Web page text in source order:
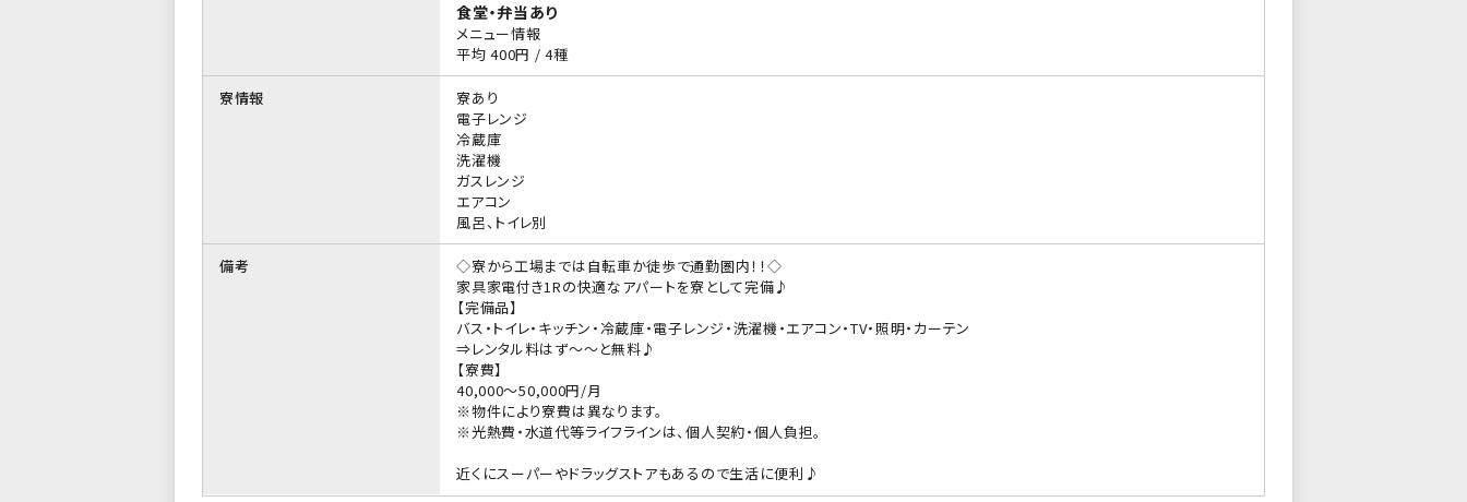
食堂・弁当あり
メニュー情報
平均 400円 / 4種
寮情報
寮あり
電子レンジ
冷蔵庫
洗濯機
ガスレンジ
エアコン
風呂、トイレ別
備考
◇寮から工場までは自転車か徒歩で通勤圏内！！◇
家具家電付き1Rの快適なアパートを寮として完備♪
【完備品】
バス・トイレ・キッチン・冷蔵庫・電子レンジ・洗濯機・エアコン・TV・照明・カーテン
⇒レンタル料はず～～と無料♪
【寮費】
40,000～50,000円/月
※物件により寮費は異なります。
※光熱費・水道代等ライフラインは、個人契約・個人負担。
近くにスーパーやドラッグストアもあるので生活に便利♪